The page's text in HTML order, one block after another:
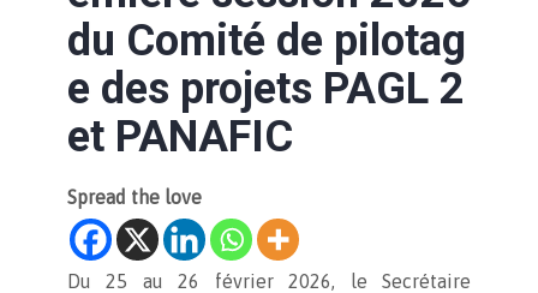
du Comité de pilotag
e des projets PAGL 2
et PANAFIC
Spread the love
Du 25 au 26 février 2026, le Secrétaire